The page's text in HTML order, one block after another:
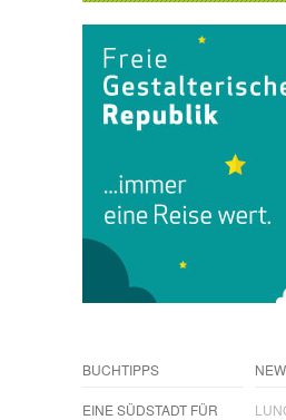
BUCHTIPPS
EINE SÜDSTADT FÜR